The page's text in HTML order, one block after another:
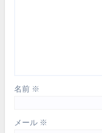
名前 ※
メール ※